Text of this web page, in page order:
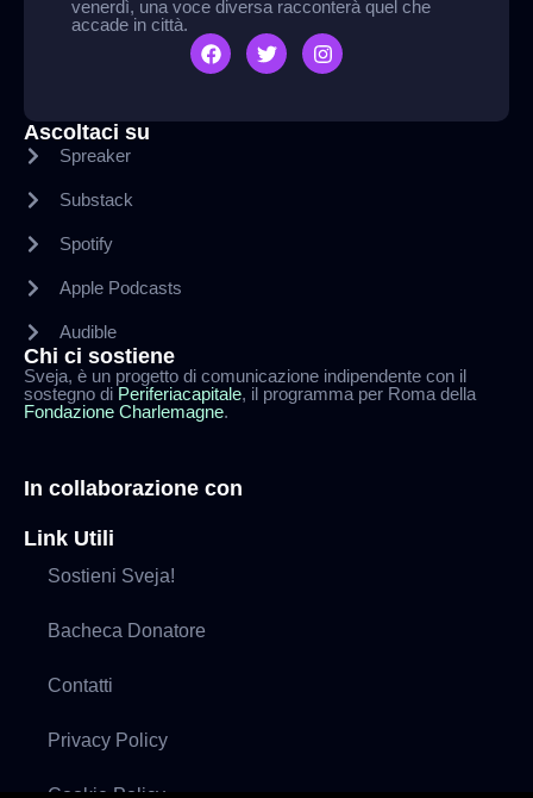
venerdì, una voce diversa racconterà quel che
accade in città.
Ascoltaci su
Spreaker
Substack
Spotify
Apple Podcasts
Audible
Chi ci sostiene
Sveja, è un progetto di comunicazione indipendente con il
sostegno di Periferiacapitale, il programma per Roma della
Fondazione Charlemagne.
In collaborazione con
Link Utili
Sostieni Sveja!
Bacheca Donatore
Contatti
Privacy Policy